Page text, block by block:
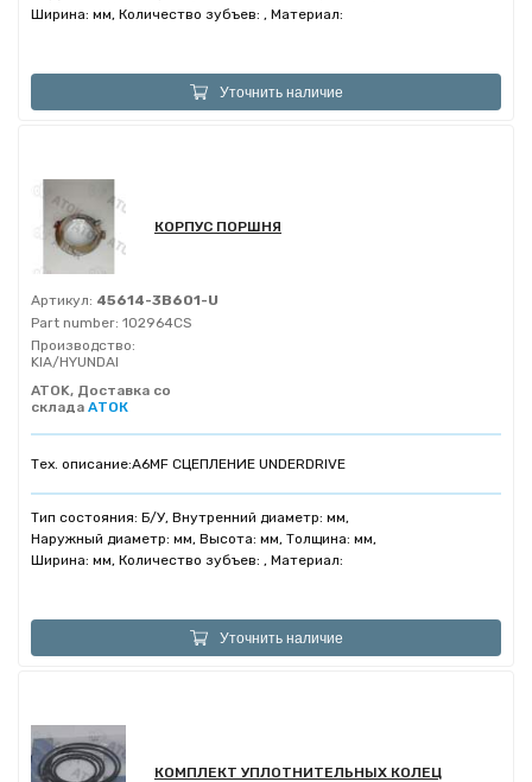
Ширина: мм, Количество зубъев: , Материал:
Уточнить наличие
КОРПУС ПОРШНЯ
Артикул: 45614-3B601-U
Part number: 102964CS
Производство:
KIA/HYUNDAI
ATOK, Доставка со
склада АТОК
Тех. описание:A6MF СЦЕПЛЕНИЕ UNDERDRIVE
Тип состояния: Б/У, Внутренний диаметр: мм,
Наружный диаметр: мм, Высота: мм, Толщина: мм,
Ширина: мм, Количество зубъев: , Материал:
Уточнить наличие
КОМПЛЕКТ УПЛОТНИТЕЛЬНЫХ КОЛЕЦ